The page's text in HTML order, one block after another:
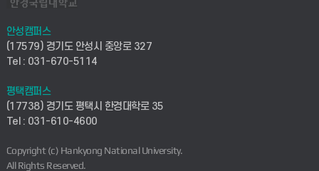
컴퓨터응용수학부
ICT로봇기계공학부
전자전기공학부
디자인건축융합학부
시설바로처리서비스
연구실안전관리시스템
산학연구관리시스템
취업지원센터
창업지원센터
현장실습지원센터
안성캠퍼스
(17579) 경기도 안성시 중앙로 327
Tel : 031-670-5114
평택캠퍼스
(17738) 경기도 평택시 한경대학로 35
Tel : 031-610-4600
Copyright (c) Hankyong National University.
All Rights Reserved.